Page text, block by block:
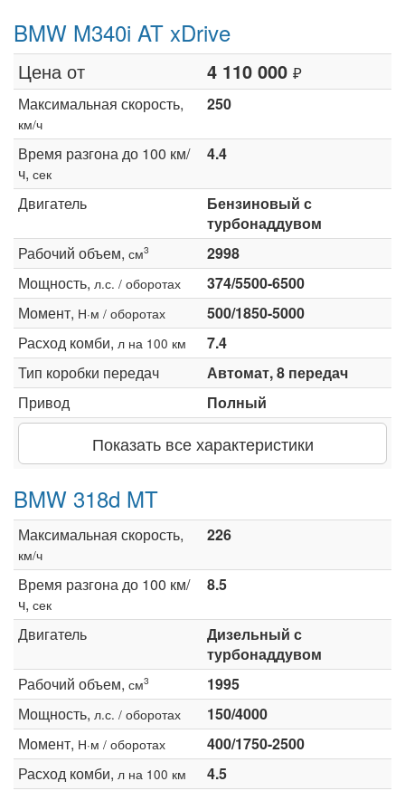
BMW M340i AT xDrive
Цена от 4 110 000 ₽
Максимальная скорость,
км/ч
250
Время разгона до 100 км/
ч, сек
4.4
Двигатель
Бензиновый с
турбонаддувом
Рабочий объем, см3
2998
Мощность, л.с. / оборотах
374/5500-6500
Момент, Н·м / оборотах
500/1850-5000
Расход комби, л на 100 км
7.4
Тип коробки передач
Автомат, 8 передач
Привод
Полный
Показать все характеристики
BMW 318d MT
Максимальная скорость,
км/ч
226
Время разгона до 100 км/
ч, сек
8.5
Двигатель
Дизельный с
турбонаддувом
Рабочий объем, см3
1995
Мощность, л.с. / оборотах
150/4000
Момент, Н·м / оборотах
400/1750-2500
Расход комби, л на 100 км
4.5